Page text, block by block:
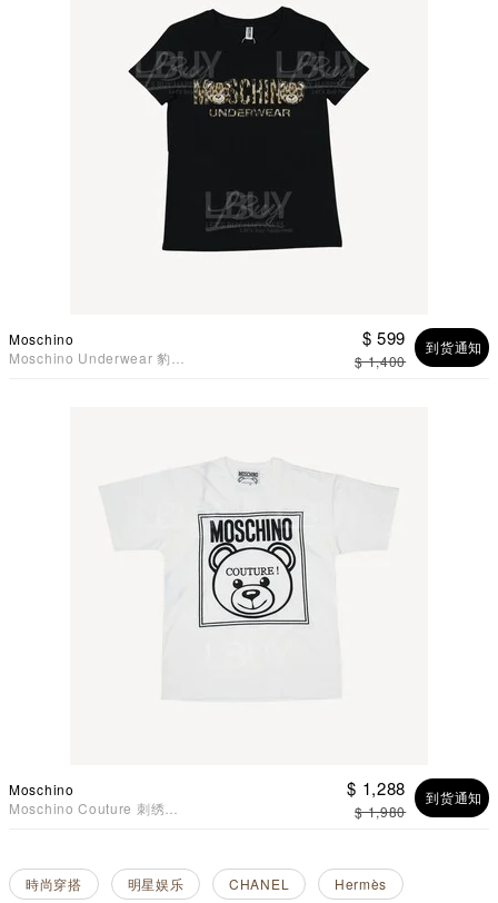
Moschino
Moschino Underwear 豹纹
到货通知
$ 599
$ 1,400
Moschino
Moschino Couture 刺绣泰
到货通知
$ 1,288
$ 1,980
時尚穿搭 明星娱乐 CHANEL Hermès